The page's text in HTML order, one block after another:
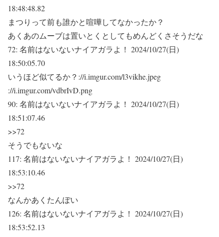
18:48:48.82
まつりって前も誰かと喧嘩してなかったか？
あくあのムーブは置いとくとしてもめんどくさそうだな
72: 名前はないないナイアガラよ！ 2024/10/27(日)
18:50:05.70
いうほど似てるか？://i.imgur.com/l3vikhe.jpeg
://i.imgur.com/vdbrIvD.png
90: 名前はないないナイアガラよ！ 2024/10/27(日)
18:51:07.46
>>72
そうでもないな
117: 名前はないないナイアガラよ！ 2024/10/27(日)
18:53:10.46
>>72
なんかあくたんぽい
126: 名前はないないナイアガラよ！ 2024/10/27(日)
18:53:52.13